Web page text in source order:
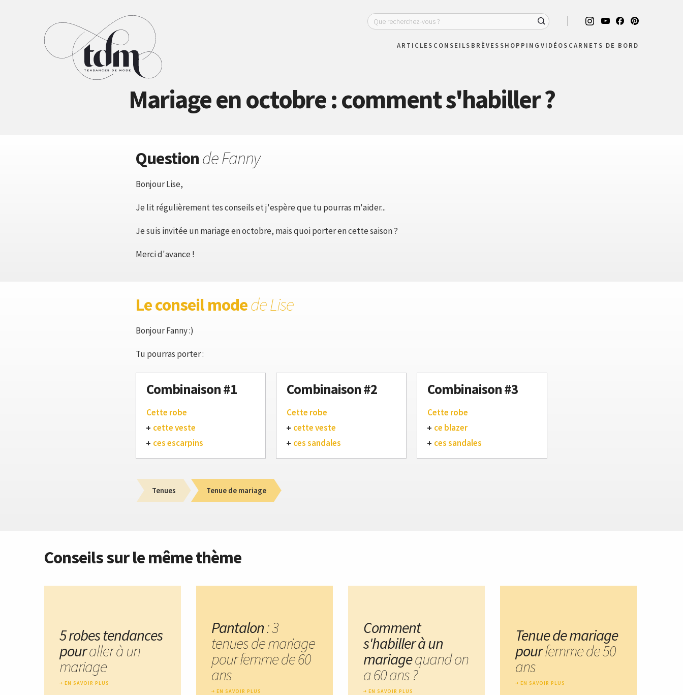
ARTICLES CONSEILS BRÈVESSHOPPING VIDÉOS CARNETS DE BORD
Mariage en octobre : comment s'habiller ?
Questionde Fanny
Bonjour Lise,
Je lit régulièrement tes conseils et j'espère que tu pourras m'aider...
Je suis invitée un mariage en octobre, mais quoi porter en cette saison ?
Merci d'avance !
Le conseil modede Lise
Bonjour Fanny :)
Tu pourras porter :
Combinaison #1
Cette robe
cette veste
ces escarpins
Combinaison #2
Cette robe
cette veste
ces sandales
Combinaison #3
Cette robe
ce blazer
ces sandales
Tenues Tenue de mariage
Conseils sur le même thème
5 robes tendances
pouraller à un
mariage
EN SAVOIR PLUS
Pantalon: 3
tenues de mariage
pour femme de 60
ans
EN SAVOIR PLUS
Comment
s'habiller à un
mariagequand on
a 60 ans ?
EN SAVOIR PLUS
Tenue de mariage
pourfemme de 50
ans
EN SAVOIR PLUS